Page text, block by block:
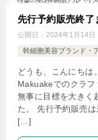
先行予約販売終了
公開日： 2024年1月14日
幹細胞美容ブランド・
どうも、こんにちは
Makuakeでのクラフ
無事に目標を大きく
た。 先行予約販売
[…]